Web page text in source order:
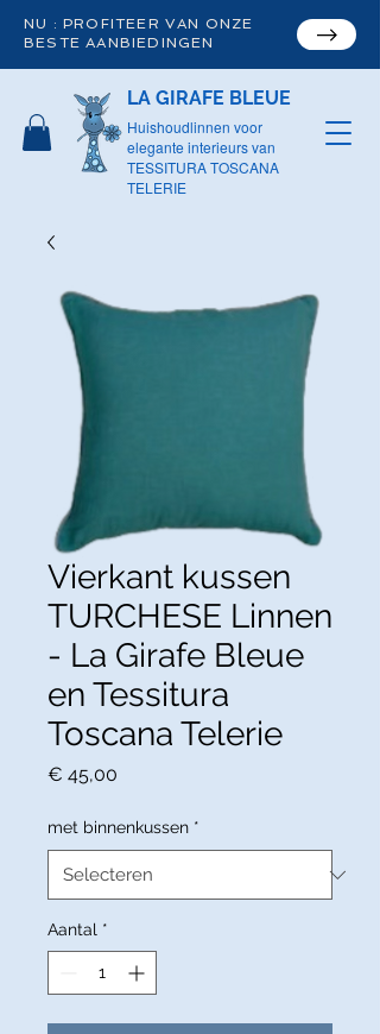
NU : PROFITEER VAN ONZE
BESTE AANBIEDINGEN
LA GIRAFE BLEUE
Huishoudlinnen voor
elegante interieurs van
TESSITURA TOSCANA
TELERIE
Vierkant kussen
TURCHESE Linnen
- La Girafe Bleue
en Tessitura
Toscana Telerie
€ 45,00
met binnenkussen *
Aantal *